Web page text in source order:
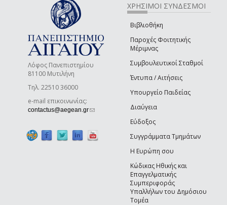
Λόφος Πανεπιστημίου
81100 Μυτιλήνη
Τηλ. 22510 36000
e-mail επικοινωνίας:
contactus@aegean.gr(link sends e-mail)
ΧΡΗΣΙΜΟΙ ΣΥΝΔΕΣΜΟΙ
Βιβλιοθήκη
Παροχές Φοιτητικής
Μέριμνας
Συμβουλευτικοί Σταθμοί
Έντυπα / Αιτήσεις
Υπουργείο Παιδείας
Διαύγεια
Εύδοξος
Συγγράμματα Τμημάτων
Η Ευρώπη σου
Κώδικας Ηθικής και
Επαγγελματικής
Συμπεριφοράς
Υπαλλήλων του Δημόσιου
Τομέα